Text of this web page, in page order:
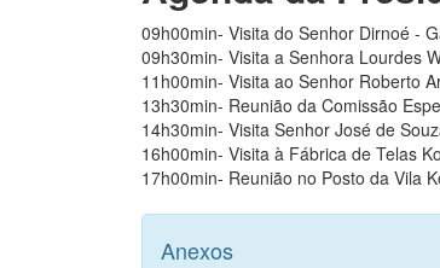
09h00min- Visita do Senhor Dirnoé -
09h30min- Visita a Senhora Lourdes
11h00min- Visita ao Senhor Roberto
13h30min- Reunião da Comissão
14h30min- Visita Senhor José de
16h00min- Visita à Fábrica de Telas
17h00min- Reunião no Posto da Vila
Anexos